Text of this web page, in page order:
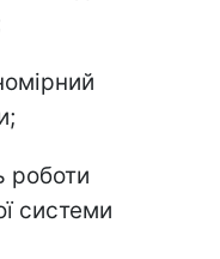
роботи
системи